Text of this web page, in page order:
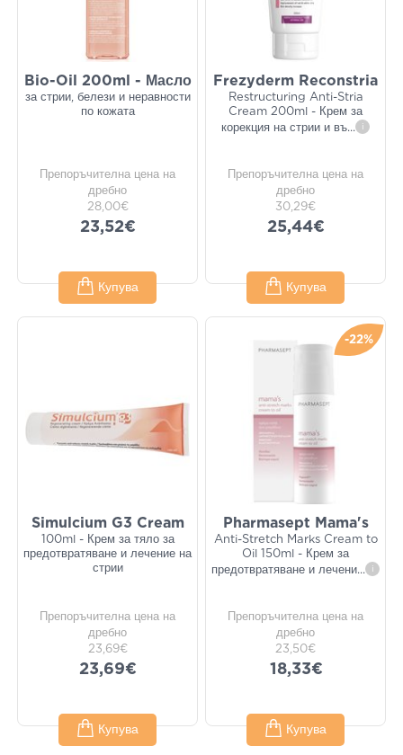
Bio-Oil 200ml - Масло
за стрии, белези и неравности
по кожата
Препоръчителна цена на
дребно
28,00€
23,52€
Купува
Frezyderm Reconstria
Restructuring Anti-Stria
Cream 200ml - Крем за
корекция на стрии и въ... i
Препоръчителна цена на
дребно
30,29€
25,44€
Купува
Simulcium G3 Cream
100ml - Крем за тяло за
предотвратяване и лечение на
стрии
Препоръчителна цена на
дребно
23,69€
23,69€
Купува
-22%
Pharmasept Mama's
Anti-Stretch Marks Cream to
Oil 150ml - Крем за
предотвратяване и лечени... i
Препоръчителна цена на
дребно
23,50€
18,33€
Купува